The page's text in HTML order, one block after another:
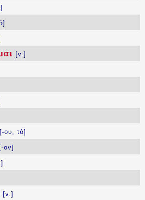
[v.]
[-ου, τό]
[-ον]
[v.]